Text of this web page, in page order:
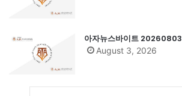
아자뉴스바이트 20260803
August 3, 2026